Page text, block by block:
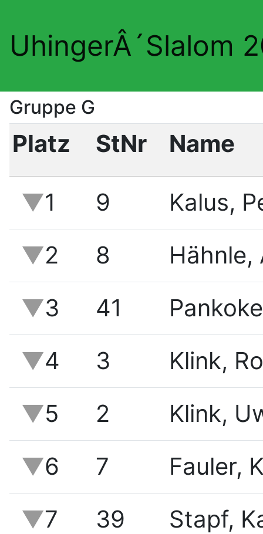
UhingerÂ´Slalom
Gruppe G
Platz StNr Name
1 9
Kalus,
2
8
Hähnle,
3
41
4
3
Klink,
5
2
Klink,
6
7
Fauler,
7
39
Stapf,